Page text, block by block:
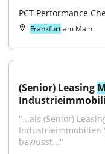
PCT Performance
Frankfurtam Main
(Senior) Leasing
"...als (Senior)
Industrieimmobilien
bewusst..."